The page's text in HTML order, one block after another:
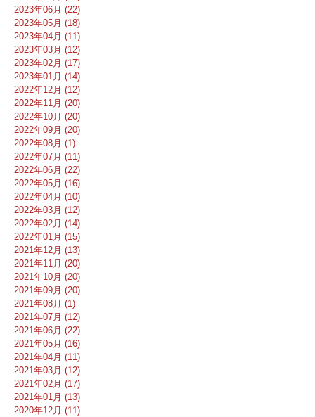
2023年06月 (22)
2023年05月 (18)
2023年04月 (11)
2023年03月 (12)
2023年02月 (17)
2023年01月 (14)
2022年12月 (12)
2022年11月 (20)
2022年10月 (20)
2022年09月 (20)
2022年08月 (1)
2022年07月 (11)
2022年06月 (22)
2022年05月 (16)
2022年04月 (10)
2022年03月 (12)
2022年02月 (14)
2022年01月 (15)
2021年12月 (13)
2021年11月 (20)
2021年10月 (20)
2021年09月 (20)
2021年08月 (1)
2021年07月 (12)
2021年06月 (22)
2021年05月 (16)
2021年04月 (11)
2021年03月 (12)
2021年02月 (17)
2021年01月 (13)
2020年12月 (11)